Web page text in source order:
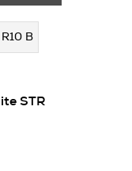
R10 B
STR